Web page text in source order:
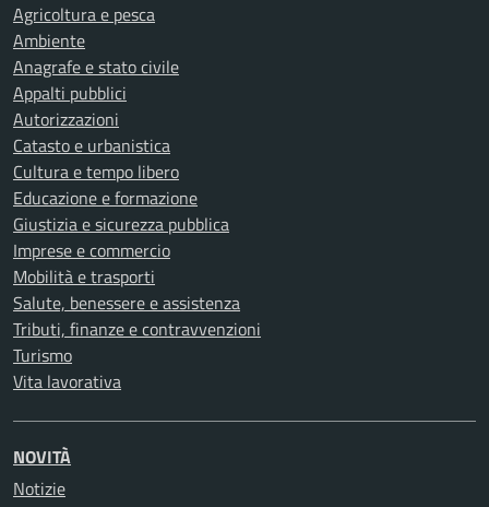
Agricoltura e pesca
Ambiente
Anagrafe e stato civile
Appalti pubblici
Autorizzazioni
Catasto e urbanistica
Cultura e tempo libero
Educazione e formazione
Giustizia e sicurezza pubblica
Imprese e commercio
Mobilità e trasporti
Salute, benessere e assistenza
Tributi, finanze e contravvenzioni
Turismo
Vita lavorativa
NOVITÀ
Notizie